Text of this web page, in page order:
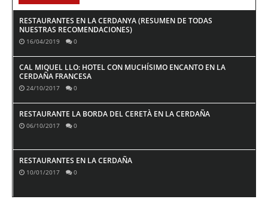
RESTAURANTES EN LA CERDANYA (RESUMEN DE TODAS
NUESTRAS RECOMENDACIONES)
16/04/2019 0
CAL MIQUEL LLO: HOTEL CON MUCHÍSIMO ENCANTO EN LA
CERDAÑA FRANCESA
24/10/2017 0
RESTAURANTE LA BORDA DEL CERETÀ EN LA CERDAÑA
06/10/2017 0
RESTAURANTES EN LA CERDAÑA
10/01/2017 0